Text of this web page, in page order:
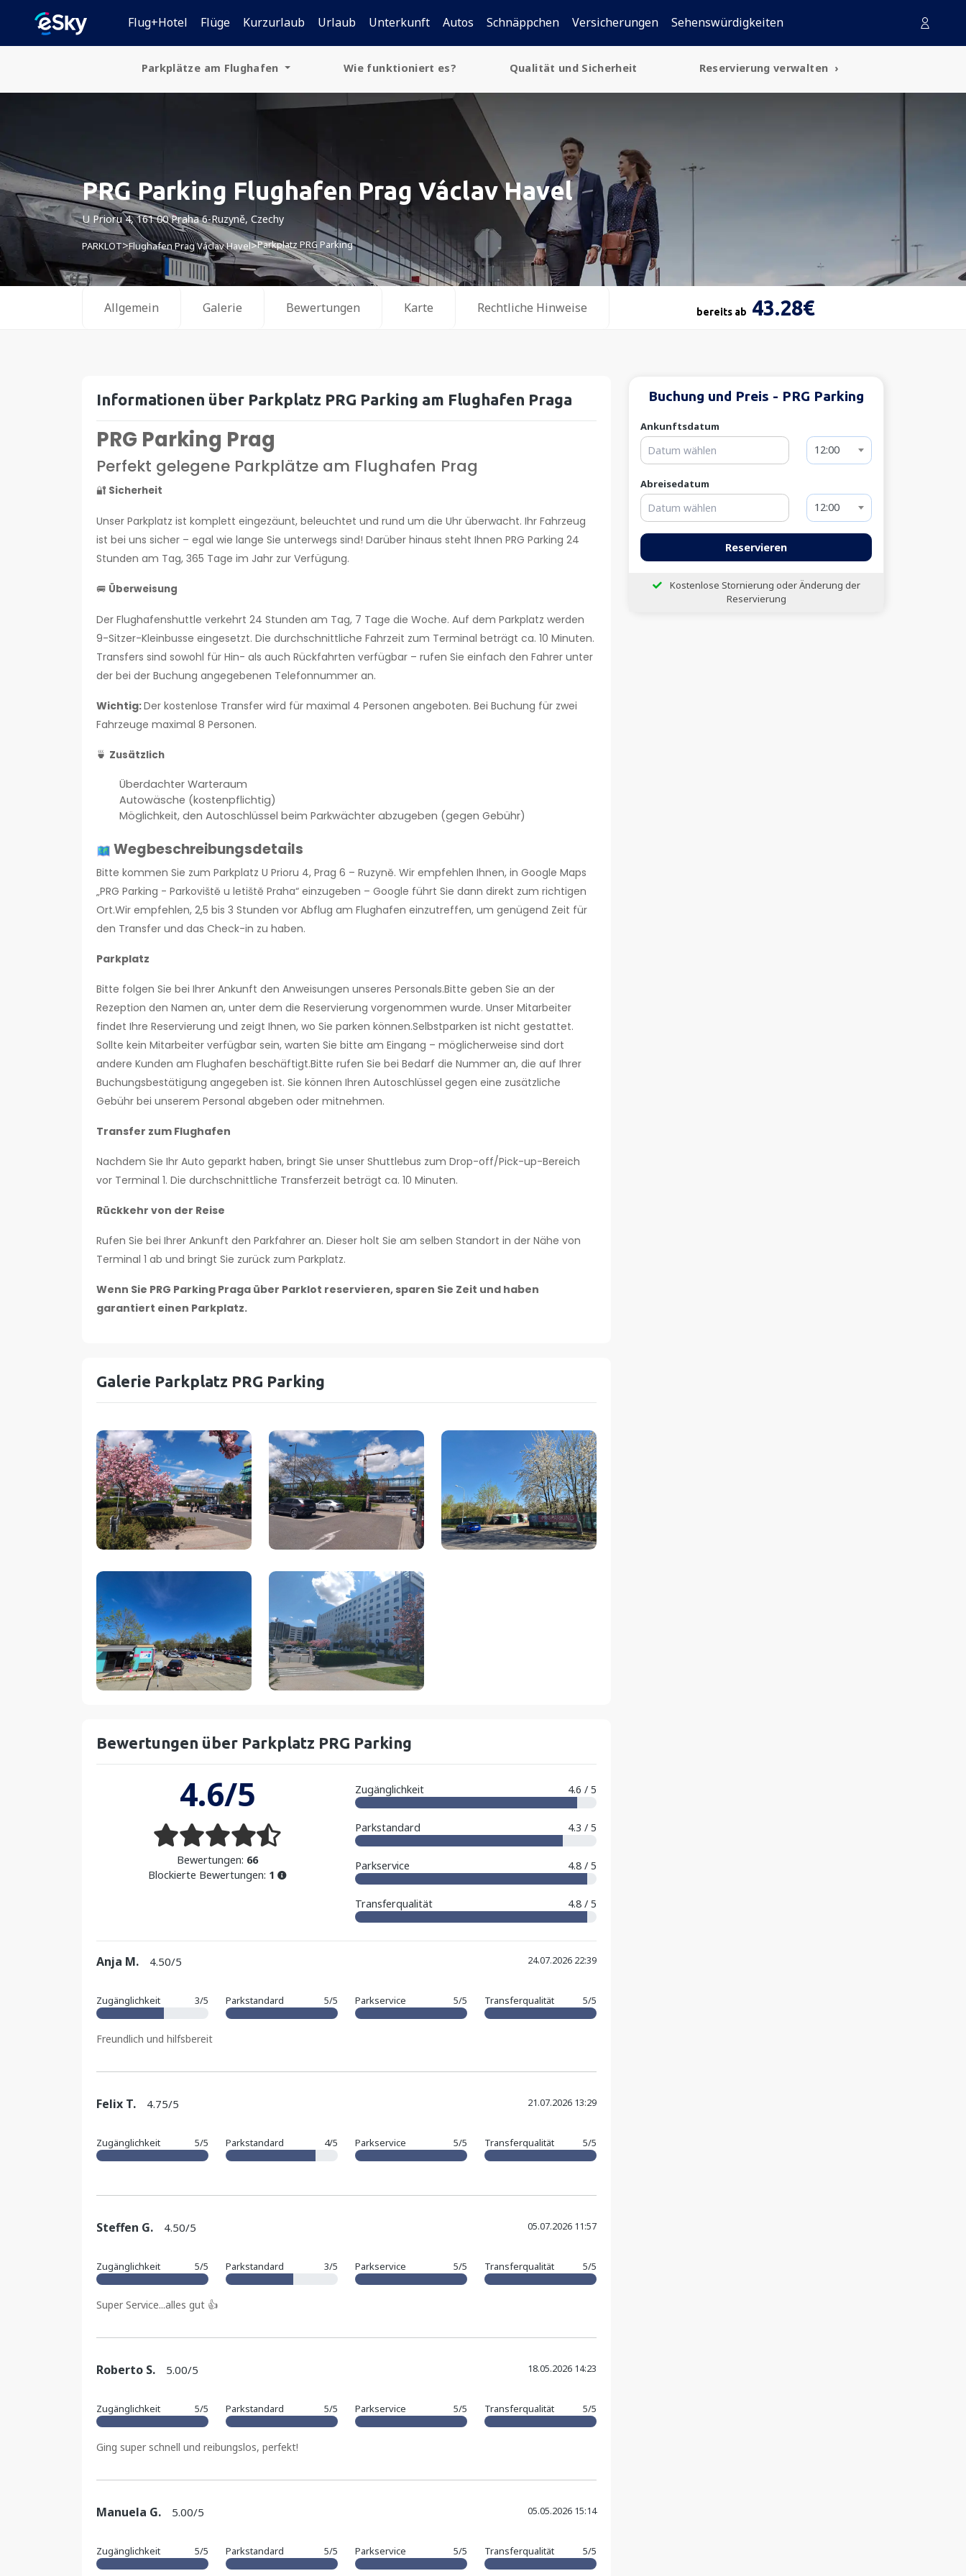
Flug+Hotel Flüge Kurzurlaub Urlaub Unterkunft Autos Schnäppchen Versicherungen Sehenswürdigkeiten
Parkplätze am Flughafen
Slowakei
Kroatien
Ungarn
Österreich
Rumänien
Wie funktioniert es? Qualität und Sicherheit Reservierung verwalten
PRG Parking Flughafen Prag Václav Havel
U Prioru 4, 161 00 Praha 6-Ruzyně, Czechy
PARKLOT>Flughafen Prag Václav Havel>Parkplatz PRG Parking
Allgemein Galerie Bewertungen Karte Rechtliche Hinweise bereits ab 43.28€
Informationen über Parkplatz PRG Parking am Flughafen Praga
PRG Parking Prag
Perfekt gelegene Parkplätze am Flughafen Prag
🔐 Sicherheit
Unser Parkplatz ist komplett eingezäunt, beleuchtet und rund um die Uhr überwacht. Ihr Fahrzeug
ist bei uns sicher – egal wie lange Sie unterwegs sind! Darüber hinaus steht Ihnen PRG Parking 24
Stunden am Tag, 365 Tage im Jahr zur Verfügung.
🚐 Überweisung
Der Flughafenshuttle verkehrt 24 Stunden am Tag, 7 Tage die Woche. Auf dem Parkplatz werden
9-Sitzer-Kleinbusse eingesetzt. Die durchschnittliche Fahrzeit zum Terminal beträgt ca. 10 Minuten.
Transfers sind sowohl für Hin- als auch Rückfahrten verfügbar – rufen Sie einfach den Fahrer unter
der bei der Buchung angegebenen Telefonnummer an.
Wichtig:Der kostenlose Transfer wird für maximal 4 Personen angeboten. Bei Buchung für zwei
Fahrzeuge maximal 8 Personen.
🍵 Zusätzlich
Überdachter Warteraum
Autowäsche (kostenpflichtig)
Möglichkeit, den Autoschlüssel beim Parkwächter abzugeben (gegen Gebühr)
Wegbeschreibungsdetails
Bitte kommen Sie zum Parkplatz U Prioru 4, Prag 6 – Ruzyně. Wir empfehlen Ihnen, in Google Maps
„PRG Parking - Parkoviště u letiště Praha“ einzugeben – Google führt Sie dann direkt zum richtigen
Ort.Wir empfehlen, 2,5 bis 3 Stunden vor Abflug am Flughafen einzutreffen, um genügend Zeit für
den Transfer und das Check-in zu haben.
Parkplatz
Bitte folgen Sie bei Ihrer Ankunft den Anweisungen unseres Personals.Bitte geben Sie an der
Rezeption den Namen an, unter dem die Reservierung vorgenommen wurde. Unser Mitarbeiter
findet Ihre Reservierung und zeigt Ihnen, wo Sie parken können.Selbstparken ist nicht gestattet.
Sollte kein Mitarbeiter verfügbar sein, warten Sie bitte am Eingang – möglicherweise sind dort
andere Kunden am Flughafen beschäftigt.Bitte rufen Sie bei Bedarf die Nummer an, die auf Ihrer
Buchungsbestätigung angegeben ist. Sie können Ihren Autoschlüssel gegen eine zusätzliche
Gebühr bei unserem Personal abgeben oder mitnehmen.
Transfer zum Flughafen
Nachdem Sie Ihr Auto geparkt haben, bringt Sie unser Shuttlebus zum Drop-off/Pick-up-Bereich
vor Terminal 1. Die durchschnittliche Transferzeit beträgt ca. 10 Minuten.
Rückkehr von der Reise
Rufen Sie bei Ihrer Ankunft den Parkfahrer an. Dieser holt Sie am selben Standort in der Nähe von
Terminal 1 ab und bringt Sie zurück zum Parkplatz.
Wenn Sie PRG Parking Praga über Parklot reservieren, sparen Sie Zeit und haben
garantiert einen Parkplatz.
Galerie Parkplatz PRG Parking
Bewertungen über Parkplatz PRG Parking
4.6/5
Bewertungen: 66
Blockierte Bewertungen: 1
Zugänglichkeit 4.6 / 5
Parkstandard 4.3 / 5
Parkservice 4.8 / 5
Transferqualität 4.8 / 5
Anja M. 4.50/5 24.07.2026 22:39
Zugänglichkeit 3/5 Parkstandard 5/5 Parkservice 5/5 Transferqualität 5/5
Freundlich und hilfsbereit
Felix T. 4.75/5 21.07.2026 13:29
Zugänglichkeit 5/5 Parkstandard 4/5 Parkservice 5/5 Transferqualität 5/5
Steffen G. 4.50/5 05.07.2026 11:57
Zugänglichkeit 5/5 Parkstandard 3/5 Parkservice 5/5 Transferqualität 5/5
Super Service...alles gut 👍
Roberto S. 5.00/5 18.05.2026 14:23
Zugänglichkeit 5/5 Parkstandard 5/5 Parkservice 5/5 Transferqualität 5/5
Ging super schnell und reibungslos, perfekt!
Manuela G. 5.00/5 05.05.2026 15:14
Zugänglichkeit 5/5 Parkstandard 5/5 Parkservice 5/5 Transferqualität 5/5
Buchung und Preis - PRG Parking
Ankunftsdatum
12:00
Abreisedatum
12:00
Reservieren
Kostenlose Stornierung oder Änderung der
Reservierung